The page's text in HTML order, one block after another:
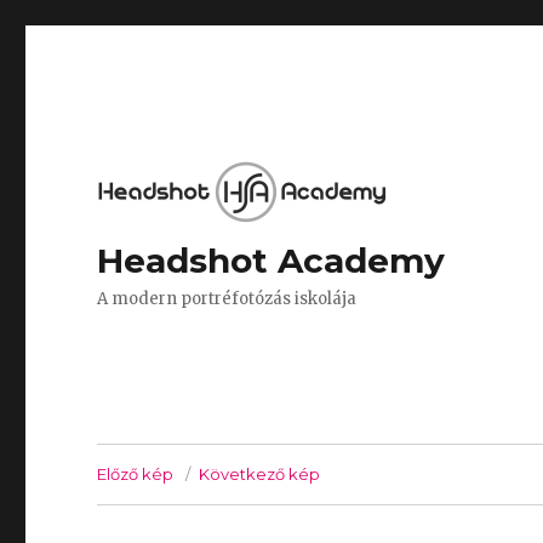
Headshot Academy
A modern portréfotózás iskolája
Előző kép Következő kép